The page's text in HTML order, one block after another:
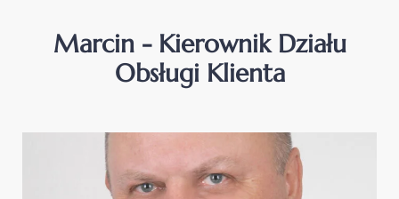
Marcin - Kierownik Działu
Obsługi Klienta